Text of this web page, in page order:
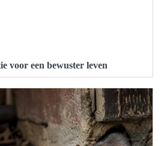
voor een bewuster leven